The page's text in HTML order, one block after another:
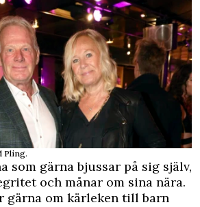
Pling.
som gärna bjussar på sig själv,
och månar om sina nära.
gärna om kärleken till barn